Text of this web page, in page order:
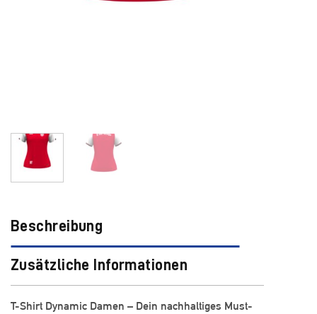
Beschreibung
Zusätzliche Informationen
T-Shirt Dynamic Damen – Dein nachhaltiges Must-